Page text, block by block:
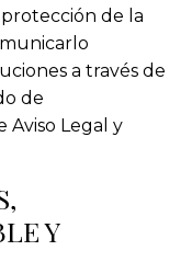
de la
a través de
de
Aviso Legal y
Y